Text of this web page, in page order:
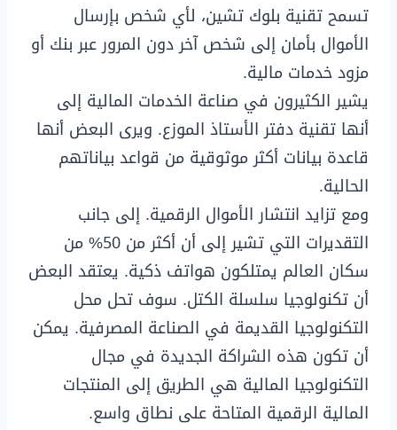
تسمح تقنية بلوك تشين، لأي شخص بإرسال
الأموال بأمان إلى شخص آخر دون المرور عبر بنك أو
مزود خدمات مالية.
يشير الكثيرون في صناعة الخدمات المالية إلى
أنها تقنية دفتر الأستاذ الموزع. ويرى البعض أنها
قاعدة بيانات أكثر موثوقية من قواعد بياناتهم
الحالية.
ومع تزايد انتشار الأموال الرقمية. إلى جانب
التقديرات التي تشير إلى أن أكثر من 50% من
سكان العالم يمتلكون هواتف ذكية. يعتقد البعض
أن تكنولوجيا سلسلة الكتل. سوف تحل محل
التكنولوجيا القديمة في الصناعة المصرفية. يمكن
أن تكون هذه الشراكة الجديدة في مجال
التكنولوجيا المالية هي الطريق إلى المنتجات
المالية الرقمية المتاحة على نطاق واسع.